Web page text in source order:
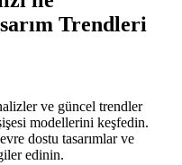
Trendleri
ve güncel trendler
modellerini keşfedin.
dostu tasarımlar ve
edinin.